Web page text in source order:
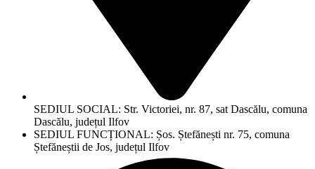
SEDIUL SOCIAL: Str. Victoriei, nr. 87, sat Dascălu, comuna
Dascălu, județul Ilfov
SEDIUL FUNCȚIONAL: Șos. Ștefănești nr. 75, comuna
Ștefăneștii de Jos, județul Ilfov